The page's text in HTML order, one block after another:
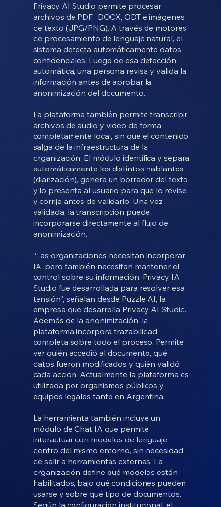
Privacy AI Studio permite procesar
archivos de PDF, DOCX, ODT e imágenes
de texto (JPG/PNG). A través de motores
de procesamiento de lenguaje natural, el
sistema detecta automáticamente datos
confidenciales. Luego de esa detección
automática, una persona revisa y valida la
información antes de aprobar la
anonimización del documento.
La plataforma también permite transcribir
archivos de audio y video de forma
completamente local, sin que el contenido
salga de la infraestructura de la
organización. El módulo identifica y separa
automáticamente los distintos hablantes
(diarización), genera un borrador del texto
y lo presenta al usuario para que lo revise
y corrija antes de validarlo. Una vez
validada, la transcripción puede
incorporarse directamente al flujo de
anonimización.
“Las organizaciones necesitan incorporar
IA, pero también necesitan mantener el
control sobre su información. Privacy IA
Studio fue desarrollada para resolver esa
tensión”, señalan desde Puzzle AI, la
empresa que desarrolla Privacy AI Studio.
Además de la anonimización, la
plataforma incorpora trazabilidad
completa sobre todo el proceso. Permite
ver quién accedió al documento, qué
datos fueron modificados y quién validó
cada acción. Actualmente la plataforma es
utilizada por organismos públicos y
equipos legales tanto en Argentina.
La herramienta también incluye un
módulo de Chat IA que permite
interactuar con modelos de lenguaje
dentro del mismo entorno, sin necesidad
de salir a herramientas externas. La
organización define qué modelos están
habilitados, bajo qué condiciones pueden
usarse y sobre qué tipo de documentos.
Según la configuración institucional, el